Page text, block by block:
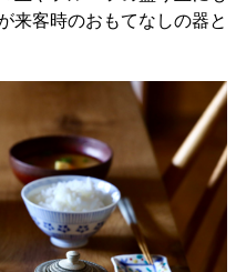
来客時のおもてなしの器と